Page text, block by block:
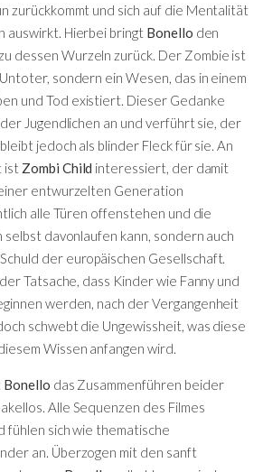
zurückkommt und sich auf die Mentalität
auswirkt. Hierbei bringt Bonello den
dessen Wurzeln zurück. Der Zombie ist
sondern ein Wesen, das in einem
und Tod existiert. Dieser Gedanke
Jugendlichen an und verführt sie, der
jedoch als blinder Fleck für sie. An
ist Zombi Child interessiert, der damit
entwurzelten Generation
alle Türen offenstehen und die
selbst davonlaufen kann, sondern auch
der europäischen Gesellschaft.
Tatsache, dass Kinder wie Fanny und
werden, nach der Vergangenheit
schwebt die Ungewissheit, was diese
Wissen anfangen wird.
Bonello das Zusammenführen beider
Alle Sequenzen des Filmes
fühlen sich wie thematische
an. Überzogen mit den sanft